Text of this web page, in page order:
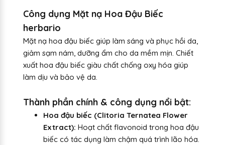
Công dụng Mặt nạ Hoa Đậu Biếc
herbario
Mặt nạ hoa đậu biếc giúp làm sáng và phục hồi da,
giảm sạm nám, dưỡng ẩm cho da mềm mịn. Chiết
xuất hoa đậu biếc giàu chất chống oxy hóa giúp
làm dịu và bảo vệ da.
Thành phần chính & công dụng nổi bật:
Hoa đậu biếc (Clitoria Ternatea Flower
Extract): Hoạt chất flavonoid trong hoa đậu
biếc có tác dụng làm chậm quá trình lão hóa.